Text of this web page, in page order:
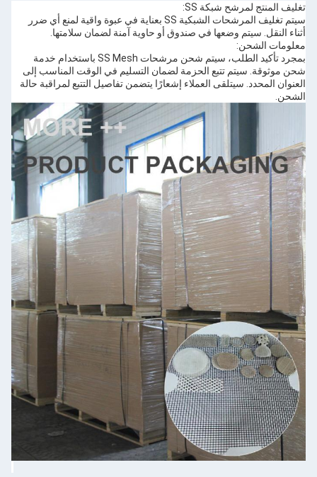
تغليف المنتج لمرشح شبكة SS:
سيتم تغليف المرشحات الشبكية SS بعناية في عبوة واقية لمنع أي ضرر
أثناء النقل. سيتم وضعها في صندوق أو حاوية آمنة لضمان سلامتها.
معلومات الشحن:
بمجرد تأكيد الطلب، سيتم شحن مرشحات SS Mesh باستخدام خدمة
شحن موثوقة. سيتم تتبع الحزمة لضمان التسليم في الوقت المناسب إلى
العنوان المحدد. سيتلقى العملاء إشعارًا يتضمن تفاصيل التتبع لمراقبة حالة
الشحن.